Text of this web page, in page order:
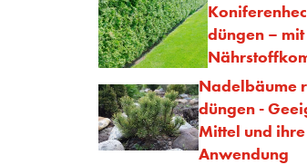
düngen –
Nadelbäume
düngen -
Mittel und ihre
Anwendung